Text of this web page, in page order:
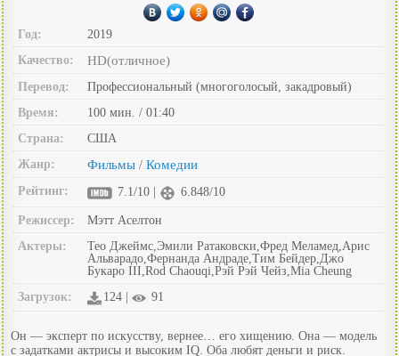
Год:
2019
Качество:
HD(отличное)
Перевод:
Профессиональный (многоголосый, закадровый)
Время:
100 мин. / 01:40
Страна:
США
Жанр:
Фильмы / Комедии
Рейтинг: 7.1/10 | 6.848/10
Режиссер:
Мэтт Аселтон
Актеры:
Тео Джеймс,Эмили Ратаковски,Фред Меламед,Арис
Альварадо,Фернанда Андраде,Тим Бейдер,Джо
Букаро III,Rod Chaouqi,Рэй Рэй Чейз,Mia Cheung
Загрузок:
124 | 91
Он — эксперт по искусству, вернее… его хищению. Она — модель
с задатками актрисы и высоким IQ. Оба любят деньги и риск.